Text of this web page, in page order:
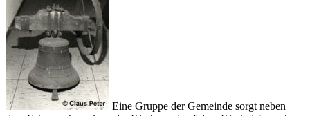
Eine Gruppe der Gemeinde sorgt neben